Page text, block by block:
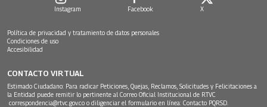
Instagram Facebook X
Política de privacidad y tratamiento de datos personales
Condiciones de uso
Accesibilidad
CONTACTO VIRTUAL
Estimado Ciudadano: Para radicar Peticiones, Quejas, Reclamos, Solicitudes y Felicitaciones a
la Entidad puede remitir lo pertinente al Correo Oficial Institucional de RTVC
correspondencia@rtvc.gov.co o diligenciar el formulario en línea: Contacto PQRSD.